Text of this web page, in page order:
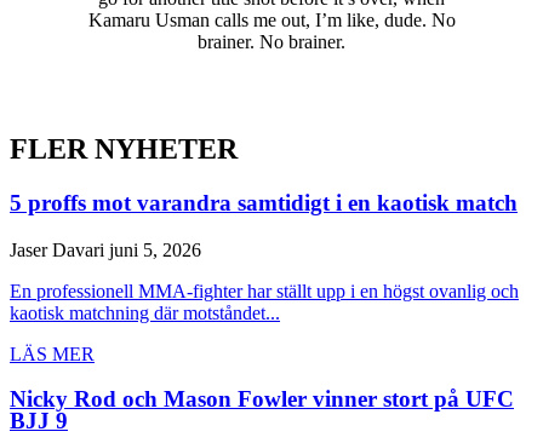
Kamaru Usman calls me out, I’m like, dude. No
brainer. No brainer.
FLER NYHETER
5 proffs mot varandra samtidigt i en kaotisk match
Jaser Davari juni 5, 2026
En professionell MMA-fighter har ställt upp i en högst ovanlig och
kaotisk matchning där motståndet...
LÄS MER
Nicky Rod och Mason Fowler vinner stort på UFC
BJJ 9